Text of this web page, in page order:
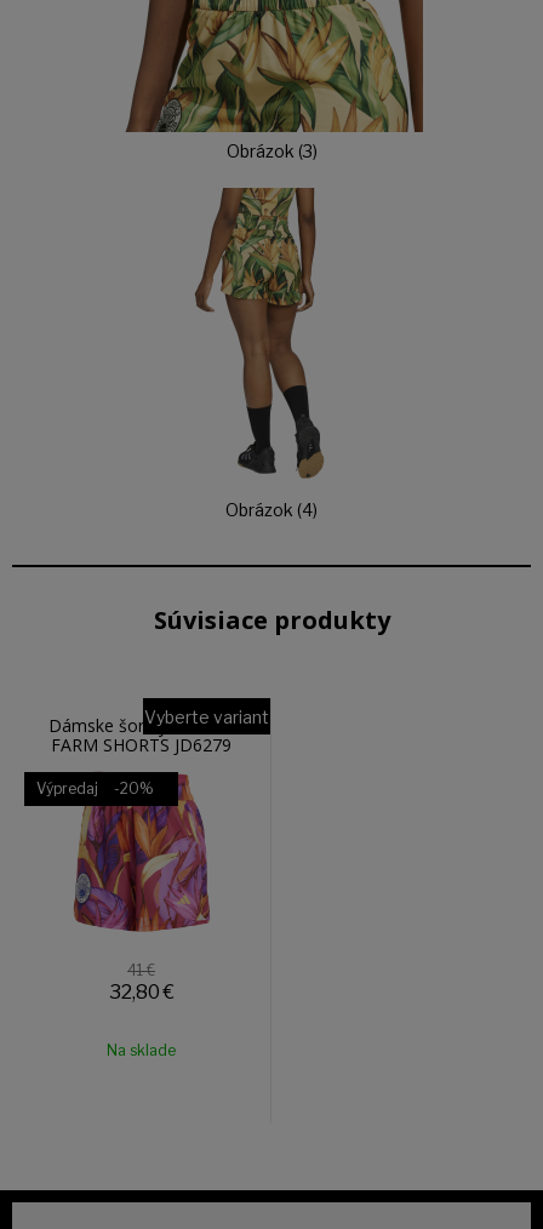
Obrázok (3)
Obrázok (4)
Súvisiace produkty
Dámske šortky ADIDAS
FARM SHORTS JD6279
Výpredaj -20%
41 €
32,80€
Vyberte variant
Na sklade